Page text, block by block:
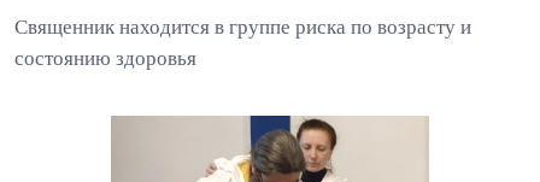
Священник находится в группе риска по возрасту и
состоянию здоровья